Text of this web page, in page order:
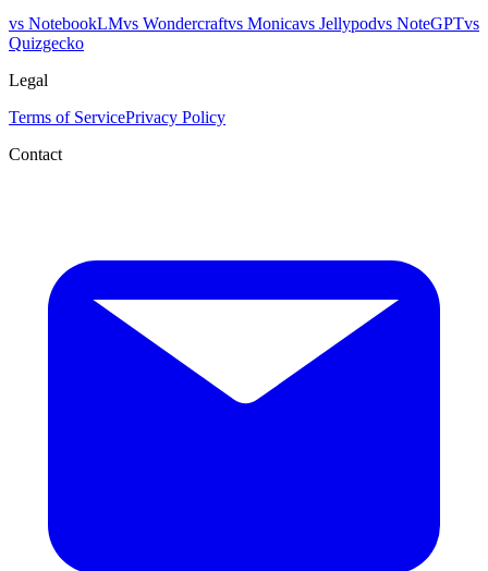
vs NotebookLMvs Wondercraftvs Monicavs Jellypodvs NoteGPTvs
Quizgecko
Legal
Terms of ServicePrivacy Policy
Contact